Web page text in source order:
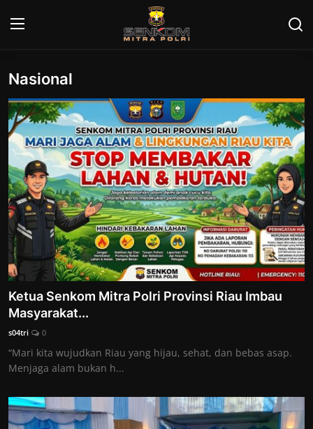
Login
Home
Contact
Nasional
SIC
Provinsi
Nasional
Nasional
Ketua Senkom Mitra Polri Provinsi Riau Imbau
Masyarakat...
s04tri 0
“Mari kita wujudkan Riau yang hijau, sehat, dan bebas asap.
Menjaga alam bukan h...